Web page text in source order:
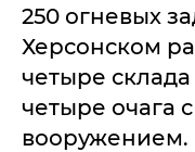
250 огневых
Херсонском
четыре
четыре очага
вооружением.